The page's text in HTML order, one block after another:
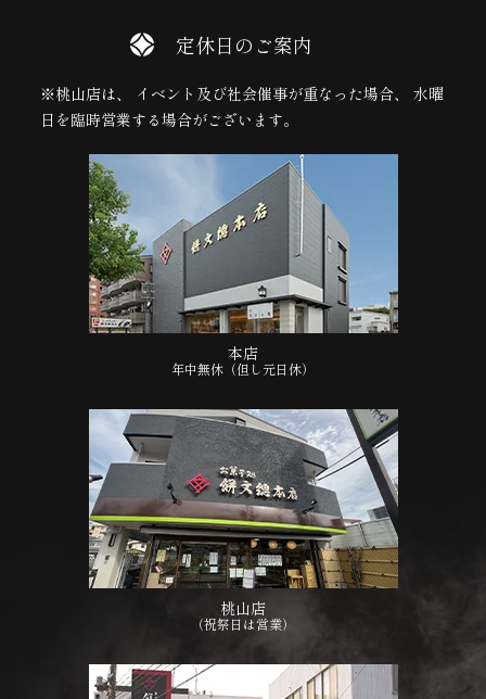
定休日のご案内
※桃山店は、 イベント及び社会催事が重なった場合、 水曜
日を臨時営業する場合がございます。
本店
年中無休（但し元日休）
桃山店
（祝祭日は営業）